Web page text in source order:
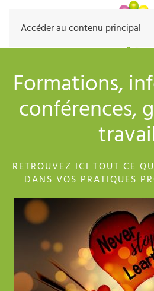
Accéder au contenu principal
Formations,
conférences,
RETROUVEZ ICI TOUT CE
DANS VOS PRATIQUES